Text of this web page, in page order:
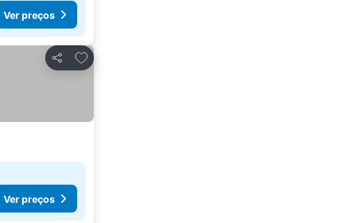
Ver preços
Partilhar
Adicionar aos favoritos
Ver preços